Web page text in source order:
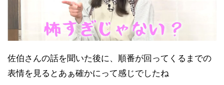
佐伯さんの話を聞いた後に、順番が回ってくるまでの
表情を見るとあぁ確かにって感じでしたね